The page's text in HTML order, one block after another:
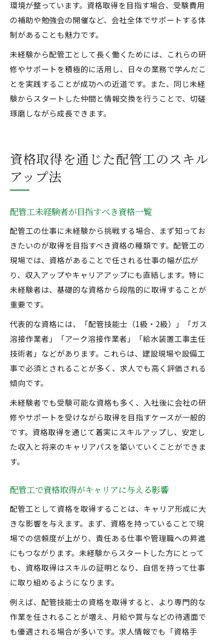
環境が整っています。資格取得を目指す場合、受験費用
の補助や勉強会の開催など、会社全体でサポートする体
制があることも魅力です。
未経験から配管工として長く働くためには、これらの研
修やサポートを積極的に活用し、日々の業務で学んだこ
とを実践することが成功への近道です。また、同じ未経
験からスタートした仲間と情報交換を行うことで、切磋
琢磨しながら成長できます。
資格取得を通じた配管工のスキル
アップ法
配管工未経験者が目指すべき資格一覧
配管工の仕事に未経験から挑戦する場合、まず知ってお
きたいのが取得を目指すべき資格の種類です。配管工の
現場では、資格があることで任される仕事の幅が広が
り、収入アップやキャリアアップにも直結します。特に
未経験者は、基礎的な資格から段階的に取得することが
重要です。
代表的な資格には、「配管技能士（1級・2級）」「ガス
溶接作業者」「アーク溶接作業者」「給水装置工事主任
技術者」などがあります。これらは、建設現場や設備工
事で必須とされることが多く、求人でも高く評価される
傾向です。
未経験者でも受験可能な資格も多く、入社後に会社の研
修やサポートを受けながら取得を目指すケースが一般的
です。資格取得を通じて着実にスキルアップし、安定し
た収入と将来のキャリアパスを築いていくことができま
す。
配管工で資格取得がキャリアに与える影響
配管工として資格を取得することは、キャリア形成に大
きな影響を与えます。まず、資格を持っていることで現
場での信頼度が上がり、責任ある仕事や管理職への昇進
にもつながります。未経験からスタートした方にとって
も、資格取得はスキルの証明となり、自信を持って仕事
に取り組めるようになります。
例えば、配管技能士の資格を取得すると、より専門的な
作業を任されることが増え、月給や賞与などの待遇面で
も優遇される場合が多いです。求人情報でも「資格手